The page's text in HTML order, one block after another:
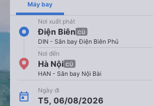
Máy bay
Nơi xuất phát
Điện Biên CŨ
DIN - Sân bay Điện Biên Phủ
Nơi đến
Hà Nội CŨ
HAN - Sân bay Nội Bài
Ngày đi
T5, 06/08/2026